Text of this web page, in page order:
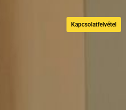
Kapcsolatfelvétel